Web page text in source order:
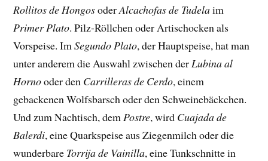
Rollitos de HongosoderAlcachofas de Tudelaim
Primer Plato. Pilz-Röllchen oder Artischocken als
Vorspeise. ImSegundo Plato, der Hauptspeise, hat man
unter anderem die Auswahl zwischen derLubina al
Hornooder den Carrilleras de Cerdo, einem
gebackenen Wolfsbarsch oder den Schweinebäckchen.
Und zum Nachtisch, demPostre, wird Cuajada de
Balerdi, eine Quarkspeise aus Ziegenmilch oder die
wunderbare Torrija de Vainilla, eine Tunkschnitte in